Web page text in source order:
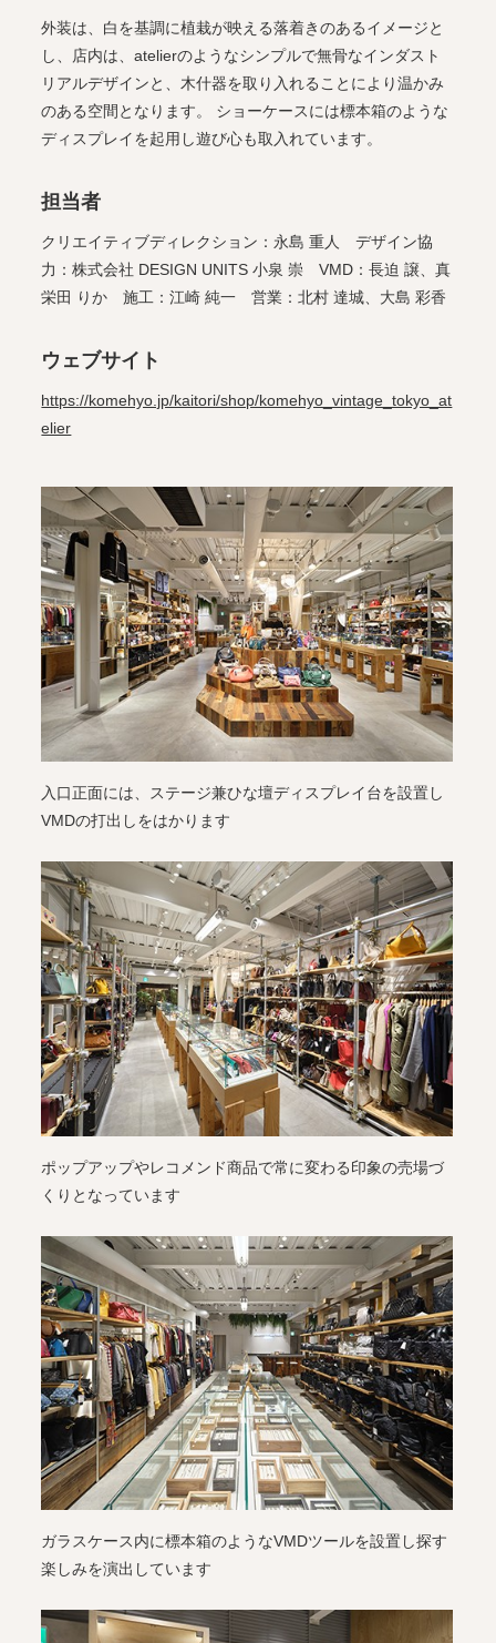
外装は、白を基調に植栽が映える落着きのあるイメージと
し、店内は、atelierのようなシンプルで無骨なインダスト
リアルデザインと、木什器を取り入れることにより温かみ
のある空間となります。 ショーケースには標本箱のような
ディスプレイを起用し遊び心も取入れています。
担当者
クリエイティブディレクション：永島 重人 デザイン協
力：株式会社 DESIGN UNITS 小泉 崇 VMD：長迫 譲、真
栄田 りか 施工：江崎 純一 営業：北村 達城、大島 彩香
ウェブサイト
https://komehyo.jp/kaitori/shop/komehyo_vintage_tokyo_at
elier
入口正面には、ステージ兼ひな壇ディスプレイ台を設置し
VMDの打出しをはかります
ポップアップやレコメンド商品で常に変わる印象の売場づ
くりとなっています
ガラスケース内に標本箱のようなVMDツールを設置し探す
楽しみを演出しています